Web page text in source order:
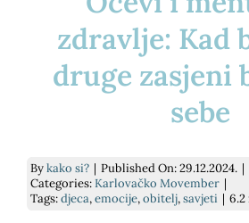
E-savjetovanje
Savjetovanje uživo
Psihodijagnostika
Grupe podrške za socijalnu
Za tvrtke
Prekrasna iznutra
Slika o sebi: nježnost i umjetnost
Dnevnik mentalnog zdravlja
Podrži nas
Kontakt
zdravlje: Kad
druge zasjeni
sebe
Bykako si? | Published On: 29.12.2024. |
Categories:Karlovačko Movember |
Tags:djeca,emocije,obitelj,savjeti | 6.2